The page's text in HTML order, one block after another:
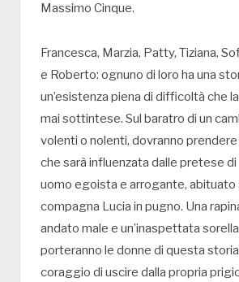
Massimo Cinque.
Francesca, Marzia, Patty, Tiziana,
e Roberto: ognuno di loro ha una
un’esistenza piena di difficoltà che
mai sottintese. Sul baratro di un
volenti o nolenti, dovranno prendere
che sarà influenzata dalle pretese
uomo egoista e arrogante, abituato
compagna Lucia in pugno. Una
andato male e un’inaspettata
porteranno le donne di questa
coraggio di uscire dalla propria